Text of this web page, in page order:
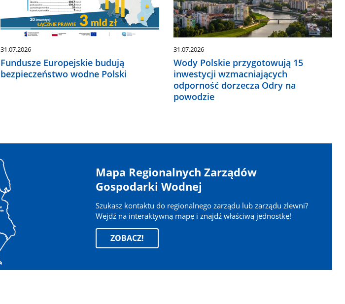
31.07.2026
Fundusze Europejskie budują
bezpieczeństwo wodne Polski
31.07.2026
Wody Polskie przygotowują 15
inwestycji wzmacniających
odporność dorzecza Odry na
powodzie
Mapa Regionalnych Zarządów
Gospodarki Wodnej
Szukasz kontaktu do regionalnego zarządu lub zarządu zlewni?
Wejdź na interaktywną mapę i znajdź właściwą jednostkę!
ZOBACZ!